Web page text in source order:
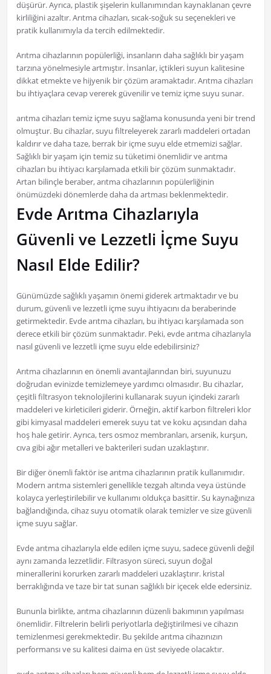
düşürür. Ayrıca, plastik şişelerin kullanımından kaynaklanan çevre
kirliliğini azaltır. Arıtma cihazları, sıcak-soğuk su seçenekleri ve
pratik kullanımıyla da tercih edilmektedir.
Arıtma cihazlarının popülerliği, insanların daha sağlıklı bir yaşam
tarzına yönelmesiyle artmıştır. İnsanlar, içtikleri suyun kalitesine
dikkat etmekte ve hijyenik bir çözüm aramaktadır. Arıtma cihazları
bu ihtiyaçlara cevap vererek güvenilir ve temiz içme suyu sunar.
arıtma cihazları temiz içme suyu sağlama konusunda yeni bir trend
olmuştur. Bu cihazlar, suyu filtreleyerek zararlı maddeleri ortadan
kaldırır ve daha taze, berrak bir içme suyu elde etmemizi sağlar.
Sağlıklı bir yaşam için temiz su tüketimi önemlidir ve arıtma
cihazları bu ihtiyacı karşılamada etkili bir çözüm sunmaktadır.
Artan bilinçle beraber, arıtma cihazlarının popülerliğinin
önümüzdeki dönemlerde daha da artması beklenmektedir.
Evde Arıtma Cihazlarıyla
Güvenli ve Lezzetli İçme Suyu
Nasıl Elde Edilir?
Günümüzde sağlıklı yaşamın önemi giderek artmaktadır ve bu
durum, güvenli ve lezzetli içme suyu ihtiyacını da beraberinde
getirmektedir. Evde arıtma cihazları, bu ihtiyacı karşılamada son
derece etkili bir çözüm sunmaktadır. Peki, evde arıtma cihazlarıyla
nasıl güvenli ve lezzetli içme suyu elde edebilirsiniz?
Arıtma cihazlarının en önemli avantajlarından biri, suyunuzu
doğrudan evinizde temizlemeye yardımcı olmasıdır. Bu cihazlar,
çeşitli filtrasyon teknolojilerini kullanarak suyun içindeki zararlı
maddeleri ve kirleticileri giderir. Örneğin, aktif karbon filtreleri klor
gibi kimyasal maddeleri emerek suyu tat ve koku açısından daha
hoş hale getirir. Ayrıca, ters osmoz membranları, arsenik, kurşun,
cıva gibi ağır metalleri ve bakterileri sudan uzaklaştırır.
Bir diğer önemli faktör ise arıtma cihazlarının pratik kullanımıdır.
Modern arıtma sistemleri genellikle tezgah altında veya üstünde
kolayca yerleştirilebilir ve kullanımı oldukça basittir. Su kaynağınıza
bağlandığında, cihaz suyu otomatik olarak temizler ve size güvenli
içme suyu sağlar.
Evde arıtma cihazlarıyla elde edilen içme suyu, sadece güvenli değil
aynı zamanda lezzetlidir. Filtrasyon süreci, suyun doğal
minerallerini korurken zararlı maddeleri uzaklaştırır. kristal
berraklığında ve taze bir tat sunan sağlıklı bir içecek elde edersiniz.
Bununla birlikte, arıtma cihazlarının düzenli bakımının yapılması
önemlidir. Filtrelerin belirli periyotlarla değiştirilmesi ve cihazın
temizlenmesi gerekmektedir. Bu şekilde arıtma cihazınızın
performansı ve su kalitesi daima en üst seviyede olacaktır.